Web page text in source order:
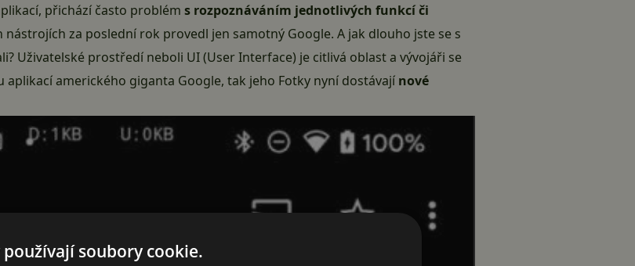
přichází často problém s rozpoznáváním jednotlivých funkcí či
nástrojích za poslední rok provedl jen samotný Google. A jak dlouho jste se s
Uživatelské prostředí neboli UI (User Interface) je citlivá oblast a vývojáři se
aplikací amerického giganta Google, tak jeho Fotky nyní dostávají nové
soubory cookie.